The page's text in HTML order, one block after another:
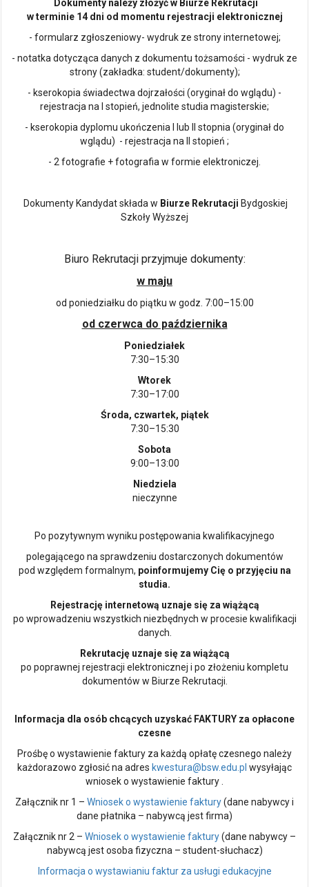
Dokumenty należy złożyć w Biurze Rekrutacji
w terminie 14 dni od momentu rejestracji elektronicznej
- formularz zgłoszeniowy- wydruk ze strony internetowej;
- notatka dotycząca danych z dokumentu tożsamości - wydruk ze
strony (zakładka: student/dokumenty);
- kserokopia świadectwa dojrzałości (oryginał do wglądu) -
rejestracja na I stopień, jednolite studia magisterskie;
- kserokopia dyplomu ukończenia I lub II stopnia (oryginał do
wglądu) - rejestracja na II stopień ;
- 2 fotografie + fotografia w formie elektroniczej.
Dokumenty Kandydat składa w Biurze Rekrutacji Bydgoskiej
Szkoły Wyższej
Biuro Rekrutacji przyjmuje dokumenty:
w maju
od poniedziałku do piątku w godz. 7:00–15:00
od czerwca do października
Poniedziałek
7:30–15:30
Wtorek
7:30–17:00
Środa, czwartek, piątek
7:30–15:30
Sobota
9:00–13:00
Niedziela
nieczynne
Po pozytywnym wyniku postępowania kwalifikacyjnego
polegającego na sprawdzeniu dostarczonych dokumentów
pod względem formalnym, poinformujemy Cię o przyjęciu na
studia.
Rejestrację internetową uznaje się za wiążącą
po wprowadzeniu wszystkich niezbędnych w procesie kwalifikacji
danych.
Rekrutację uznaje się za wiążącą
po poprawnej rejestracji elektronicznej i po złożeniu kompletu
dokumentów w Biurze Rekrutacji.
Informacja dla osób chcących uzyskać FAKTURY za opłacone
czesne
Prośbę o wystawienie faktury za każdą opłatę czesnego należy
każdorazowo zgłosić na adres kwestura@bsw.edu.pl wysyłając
wniosek o wystawienie faktury .
Załącznik nr 1 – Wniosek o wystawienie faktury(dane nabywcy i
dane płatnika – nabywcą jest firma)
Załącznik nr 2 – Wniosek o wystawienie faktury(dane nabywcy –
nabywcą jest osoba fizyczna – student-słuchacz)
Informacja o wystawianiu faktur za usługi edukacyjne